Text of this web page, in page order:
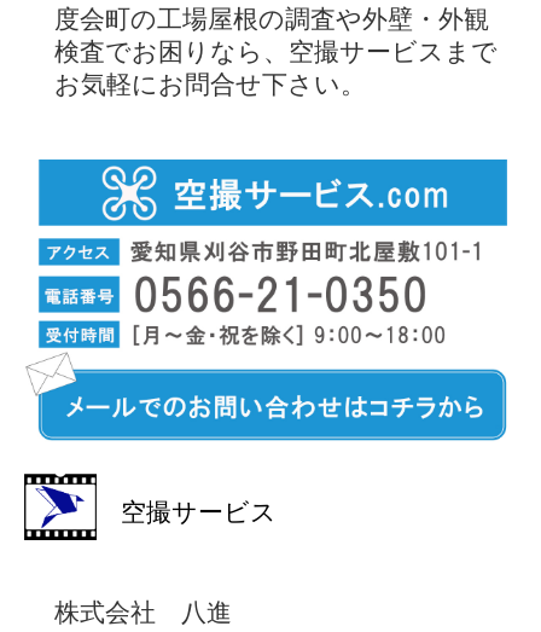
度会町の工場屋根の調査や外壁・外観
検査でお困りなら、空撮サービスまで
お気軽にお問合せ下さい。
空撮サービス
株式会社 八進